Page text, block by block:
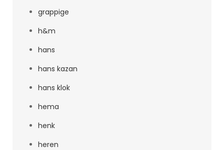
grappige
h&m
hans
hans kazan
hans klok
hema
henk
heren